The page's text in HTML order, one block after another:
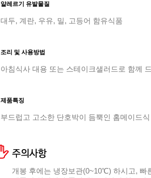
알레르기 유발물질
대두, 계란, 우유, 밀, 고등어 함유식품
조리 및 사용방법
아침식사 대용 또는 스테이크샐러드로 함께
제품특징
부드럽고 고소한 단호박이 듬뿍인 홈메이드
개봉 후에는 냉장보관(0~10℃) 하시고, 빠